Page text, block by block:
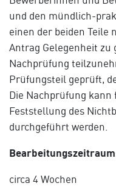
und den mündlich-
einen der beiden Teile
Antrag Gelegenheit zu
Nachprüfung
Prüfungsteil geprüft,
Die Nachprüfung
Feststellung des
durchgeführt werden.
circa 4 Wochen